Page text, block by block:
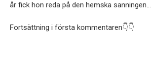
år fick hon reda på den hemska sanningen…
Fortsättning i första kommentaren👇👇